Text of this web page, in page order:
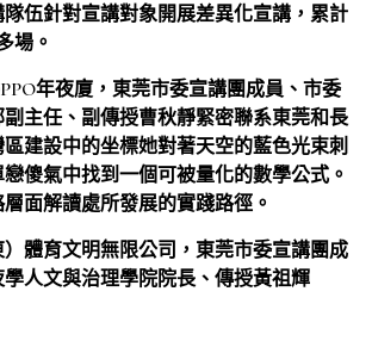
伍針對宣講對象開展差異化宣講，累計
場。
年夜廈，東莞市委宣講團成員、市委
主任、副傳授曹秋靜緊密聯系東莞和長
建設中的坐標她對著天空的藍色光束刺
傻氣中找到一個可被量化的數學公式。
面解讀處所發展的實踐路徑。
體育文明無限公司，東莞市委宣講團成
人文與治理學院院長、傳授黃祖輝